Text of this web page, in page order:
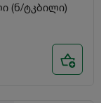
(ნ/ტკბილი)